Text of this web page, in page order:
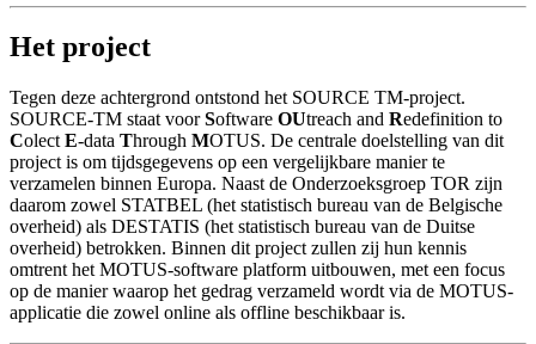
Het project
Tegen deze achtergrond ontstond het SOURCE TM-project.
SOURCE-TM staat voorSoftware OUtreach and Redefinition to
Colect E-data Through MOTUS. De centrale doelstelling van dit
project is om tijdsgegevens op een vergelijkbare manier te
verzamelen binnen Europa. Naast de Onderzoeksgroep TOR zijn
daarom zowel STATBEL (het statistisch bureau van de Belgische
overheid) als DESTATIS (het statistisch bureau van de Duitse
overheid) betrokken. Binnen dit project zullen zij hun kennis
omtrent het MOTUS-software platform uitbouwen, met een focus
op de manier waarop het gedrag verzameld wordt via de MOTUS-
applicatie die zowel online als offline beschikbaar is.